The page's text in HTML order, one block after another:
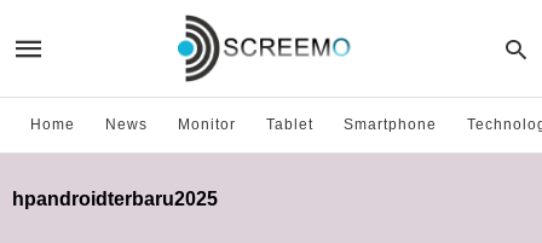
Home News Monitor Tablet Smartphone
hpandroidterbaru2025